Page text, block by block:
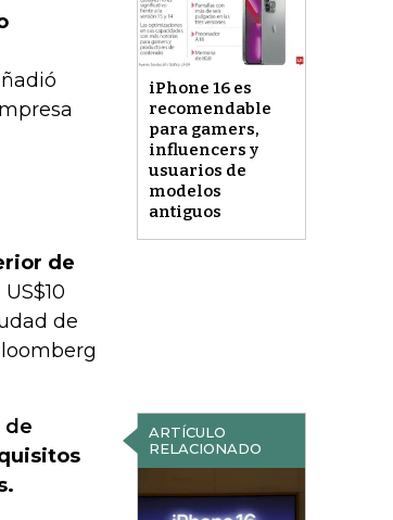
iPhone 16 es
recomendable
para gamers,
influencers y
usuarios de
modelos
antiguos
de
de
ARTÍCULO
RELACIONADO
de